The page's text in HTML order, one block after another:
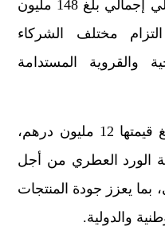
شراكة استراتيجيتين بغلاف مالي إجمالي بلغ 148 مليون
مختلف الشركاء
والقروية المستدامة
وتهم الاتفاقية الأولى، التي تبلغ قيمتها 12 مليون درهم،
الورد العطري من أجل
يعزز جودة المنتجات
والدولية.